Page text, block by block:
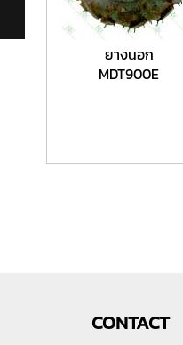
ยางนอก
MDT900E
CONTACT